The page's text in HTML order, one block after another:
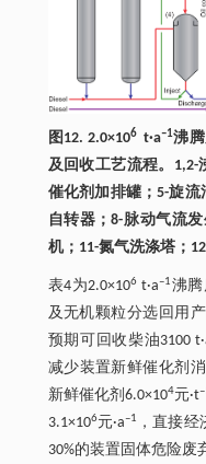
图12. 2.0×106 t·a–1沸
及回收工艺流程。1,2-
催化剂加排罐；5-旋
自转器；8-脉动气流
机；11-氮气洗涤塔；
表4为2.0×106 t·a–1沸
及无机颗粒分选回用
预期可回收柴油3100
减少装置新鲜催化剂消
新鲜催化剂6.0×104元·t
3.1×106元·a–1 ，直接经
30%的装置固体危险